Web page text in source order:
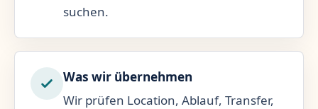
suchen.
Was wir übernehmen
Wir prüfen Location, Ablauf, Transfer,